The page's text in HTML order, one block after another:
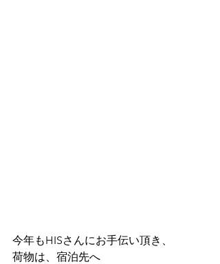
今年もHISさんにお手伝い頂き、
荷物は、宿泊先へ